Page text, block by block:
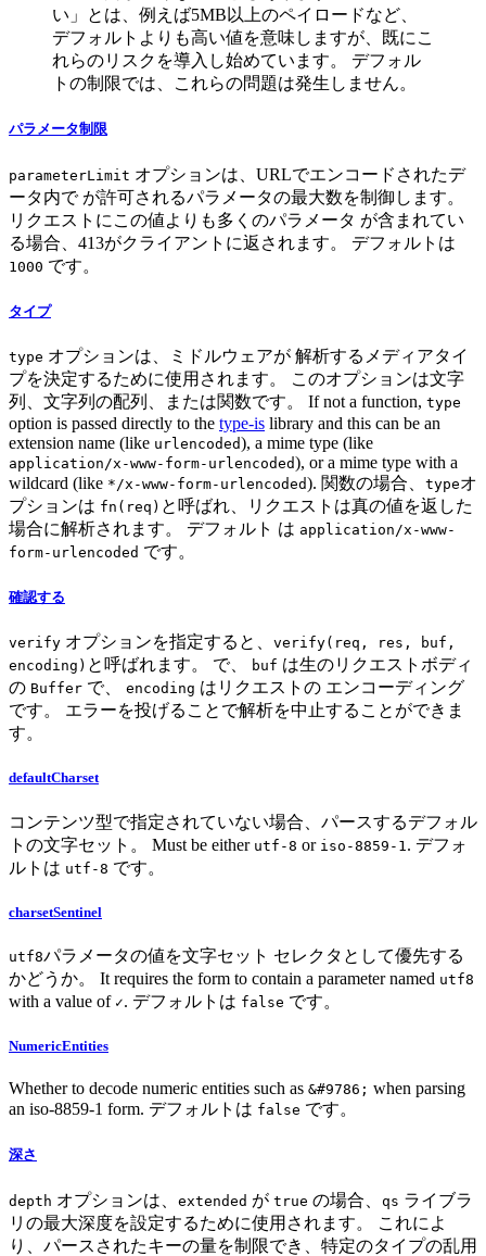
い」とは、例えば5MB以上のペイロードなど、
デフォルトよりも高い値を意味しますが、既にこ
れらのリスクを導入し始めています。 デフォル
トの制限では、これらの問題は発生しません。
パラメータ制限
parameterLimit オプションは、URLでエンコードされたデ
ータ内で が許可されるパラメータの最大数を制御します。
リクエストにこの値よりも多くのパラメータ が含まれてい
る場合、413がクライアントに返されます。 デフォルトは
1000 です。
タイプ
type オプションは、ミドルウェアが 解析するメディアタイ
プを決定するために使用されます。 このオプションは文字
列、文字列の配列、または関数です。 If not a function, type
option is passed directly to the type-is library and this can be an
extension name (like urlencoded), a mime type (like
application/x-www-form-urlencoded), or a mime type with a
wildcard (like */x-www-form-urlencoded). 関数の場合、 typeオ
プションは fn(req) と呼ばれ、リクエストは真の値を返した
場合に解析されます。 デフォルト は application/x-www-
form-urlencoded です。
確認する
verify オプションを指定すると、 verify(req, res, buf,
encoding) と呼ばれます。 で、 buf は生のリクエストボディ
の Buffer で、 encoding はリクエストの エンコーディング
です。 エラーを投げることで解析を中止することができま
す。
defaultCharset
コンテンツ型で指定されていない場合、パースするデフォル
トの文字セット。 Must be either utf-8 or iso-8859-1 . デフォ
ルトは utf-8 です。
charsetSentinel
utf8パラメータの値を文字セット セレクタとして優先する
かどうか。 It requires the form to contain a parameter named utf8
with a value of ✓. デフォルトは false です。
NumericEntities
Whether to decode numeric entities such as &#9786; when parsing
an iso-8859-1 form. デフォルトは false です。
深さ
depth オプションは、 extended が true の場合、 qs ライブラ
リの最大深度を設定するために使用されます。 これによ
り、パースされたキーの量を制限でき、特定のタイプの乱用